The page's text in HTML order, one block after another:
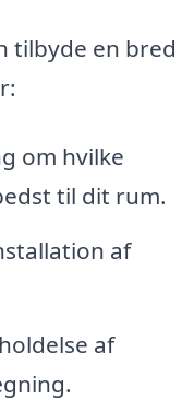
tilbyde en bred
om hvilke
til dit rum.
af
af